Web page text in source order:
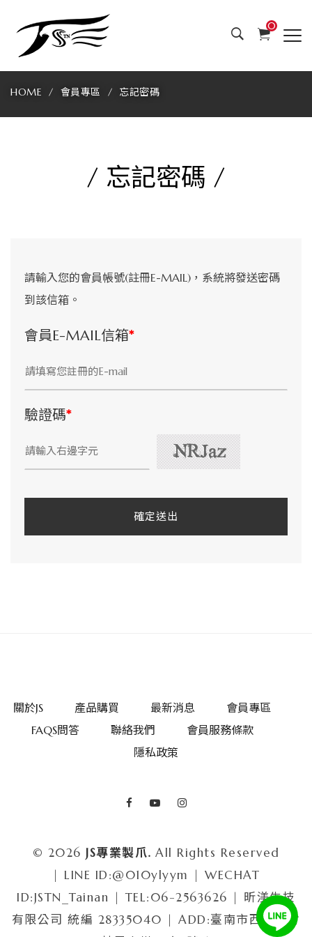
台
首
創
機
械
風
格，
專
技
術
發
領
0
HOME 會員專區 忘記密碼
/ 忘記密碼 /
請輸入您的會員帳號(註冊E-MAIL)，系統將發送密碼
到該信箱。
會員E-MAIL信箱*
驗證碼*
確定送出
關於JS 產品購買 最新消息
會員專區
FAQS問答
聯絡我們
會員服務條款
隱私政策
© 2026 JS專業製爪. All Rights Reserved
| LINE ID:@010ylyym | WECHAT
ID:JSTN_Tainan | TEL:06-2563626 | 昕渼生技
有限公司 統編 28335040 | ADD:臺南市西港區竹